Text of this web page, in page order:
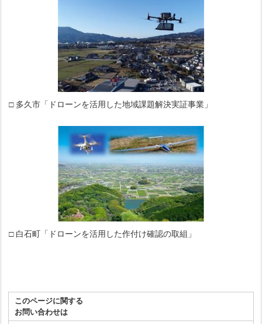
□ 多久市「ドローンを活用した地域課題解決実証事業」
□ 白石町「ドローンを活用した作付け確認の取組」
このページに関する
お問い合わせは